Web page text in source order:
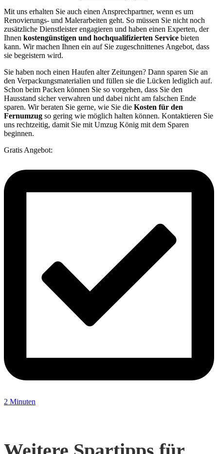
Mit uns erhalten Sie auch einen Ansprechpartner, wenn es um
Renovierungs- und Malerarbeiten geht. So müssen Sie nicht noch
zusätzliche Dienstleister engagieren und haben einen Experten, der
Ihnen kostengünstigen und hochqualifizierten Service bieten
kann. Wir machen Ihnen ein auf Sie zugeschnittenes Angebot, dass
sie begeistern wird.
Sie haben noch einen Haufen alter Zeitungen? Dann sparen Sie an
den Verpackungsmaterialien und füllen sie die Lücken lediglich auf.
Schon beim Packen können Sie so vorgehen, dass Sie den
Hausstand sicher verwahren und dabei nicht am falschen Ende
sparen. Wir beraten Sie gerne, wie Sie die Kosten für den
Fernumzug so gering wie möglich halten können. Kontaktieren Sie
uns rechtzeitig, damit Sie mit Umzug König mit dem Sparen
beginnen.
Gratis Angebot:
2 Minuten